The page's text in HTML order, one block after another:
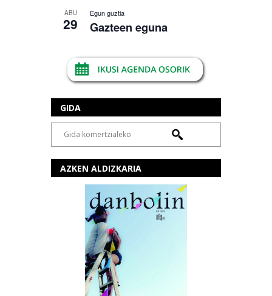
ABU
29
Egun guztia
Gazteen eguna
GIDA
AZKEN ALDIZKARIA